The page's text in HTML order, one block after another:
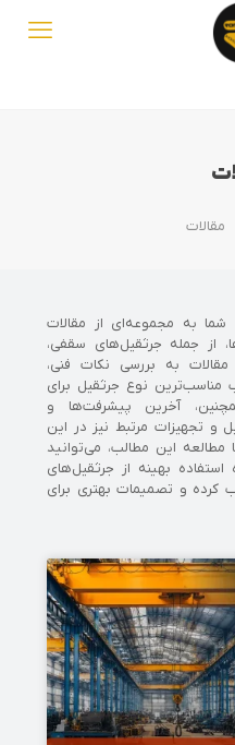
مقالات
شما به مجموعه‌ای از مقالات
از جمله جرثقیل‌های سقفی،
به بررسی نکات فنی،
نوع جرثقیل برای
آخرین پیشرفت‌ها و
و تجهیزات مرتبط نیز در این
مطالعه این مطالب، می‌توانید
بهینه از جرثقیل‌های
کرده و تصمیمات بهتری برای